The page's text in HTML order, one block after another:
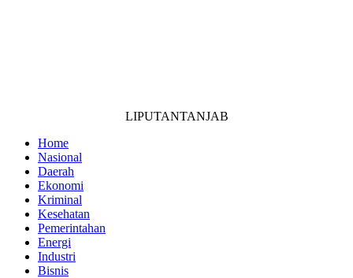
LIPUTANTANJAB
Home
Nasional
Daerah
Ekonomi
Kriminal
Kesehatan
Pemerintahan
Energi
Industri
Bisnis